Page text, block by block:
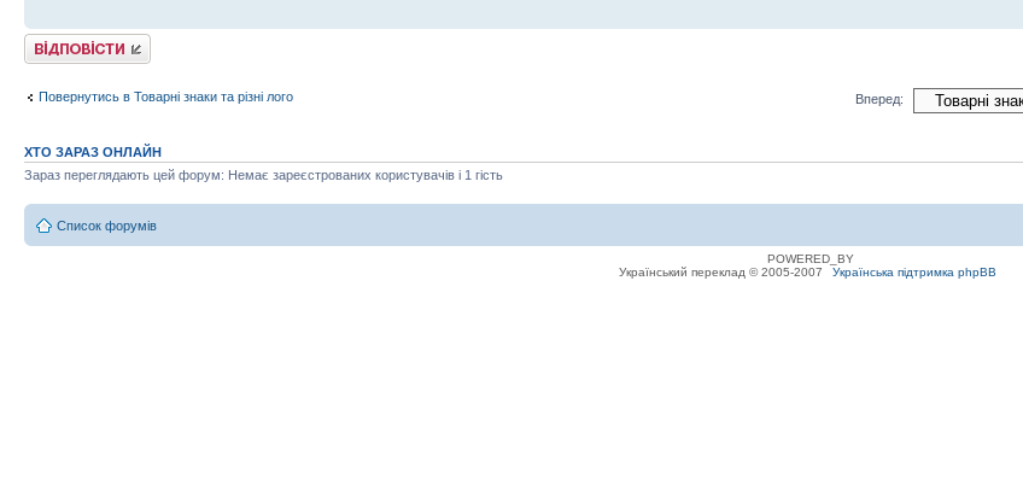
Відповісти
Повернутись в Товарні знаки та різні лого Вперед:
ХТО ЗАРАЗ ОНЛАЙН
Зараз переглядають цей форум: Немає зареєстрованих користувачів і 1 гість
Список форумів
POWERED_BY
Український переклад © 2005-2007
Українська підтримка phpBB